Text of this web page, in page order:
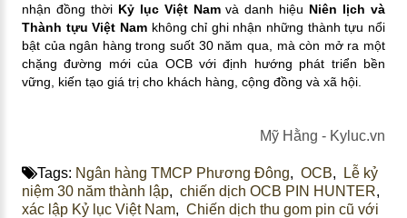
nhận đồng thời Kỷ lục Việt Namvà danh hiệu Niên lịch và
Thành tựu Việt Nam không chỉ ghi nhận những thành tựu nổi
bật của ngân hàng trong suốt 30 năm qua, mà còn mở ra một
chặng đường mới của OCB với định hướng phát triển bền
vững, kiến tạo giá trị cho khách hàng, cộng đồng và xã hội.
Mỹ Hằng - Kyluc.vn​
Tags: Ngân hàng TMCP Phương Đông, OCB,
Lễ kỷ
niệm 30 năm thành lập, chiến dịch OCB PIN HUNTER,
xác lập Kỷ lục Việt Nam, Chiến dịch thu gom pin cũ với